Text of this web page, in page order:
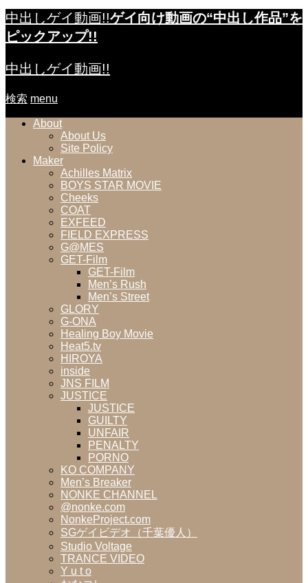
中出しゲイ動画!!ゲイ向け動画の“中出し作品”を
ピックアップ!!
中出しゲイ動画!!
検索 menu
About
About Us
Site Policy
Maker
Achilles Matrix
BOYS STAR MOVIE
Cheeks
COAT
EXFEED
FIELD EXPRESS
G@MES
GET-Film
GET-Film
Men’s Rush
Men’s Street
GLORY
G-ONA
Healing Boy Movie
Heat5.tv
HIROYA
inside
JNS FILM
JUSTICE
JUSTICE
GUILTY
UNFAIR
PENALTY
PORNO
KO COMPANY
Men’s Breaker
NONKE CHANNEL
@nonke.com
NonkeProject.com
SGゲイビデオ（千葉優人）
Studio Voltage
TRANCE VIDEO
Y u t o